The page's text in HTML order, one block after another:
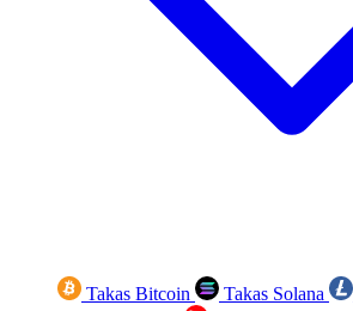
Takas Bitcoin Takas Solana